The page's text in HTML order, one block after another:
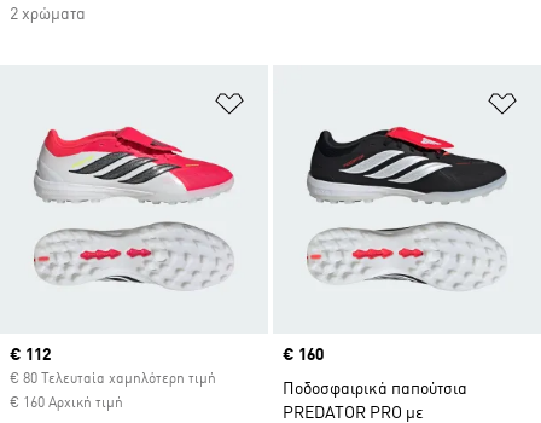
2 χρώματα
Προσθήκη στη Λίστα Επιθυμιών
Current price
€ 112
€ 80 Τελευταία χαμηλότερη τιμή
€ 160 Αρχική τιμή
Price
€ 160
Ποδοσφαιρικά παπούτσια
PREDATOR PRO με